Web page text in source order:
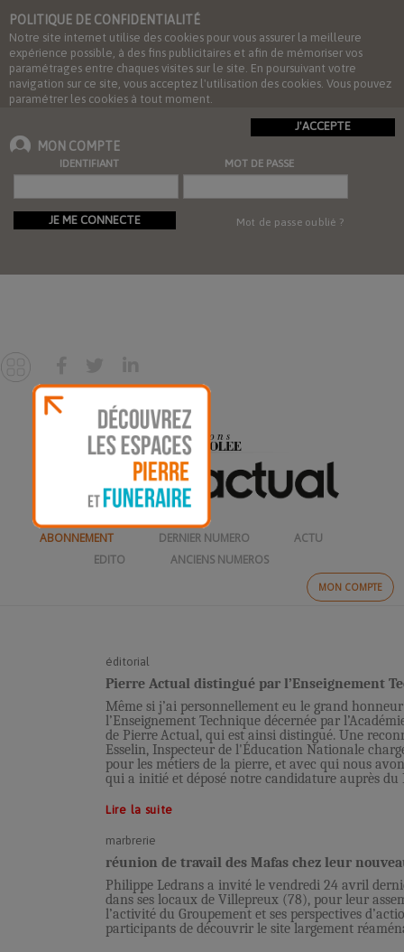
POLITIQUE DE CONFIDENTIALITÉ
Notre site internet utilise des cookies pour vous assurer la meilleure
expérience possible, à des fins publicitaires et afin de mémoriser vos
paramétrages entre chaques visites sur le site. En poursuivant votre
navigation sur ce site, vous acceptez l'utilisation des cookies. Vous pouvez
paramétrer les cookies à tout moment.
J'ACCEPTE
MON COMPTE
IDENTIFIANT MOT DE PASSE
JE ME CONNECTE Mot de passe oublié ?
MON COMPTE
ABONNEMENT DERNIER NUMERO
ACTU
EDITO
ANCIENS NUMEROS
éditorial
Pierre Actual distingué par l’Enseignement
Même si j’ai personnellement eu le grand
l’Enseignement Technique décernée par
de Pierre Actual, qui est ainsi distingué. Une
Esselin, Inspecteur de l'Éducation Nationale
pour les métiers de la pierre, et avec qui nous
qui a initié et déposé notre candidature auprès du
Lire la suite
marbrerie
réunion de travail des Mafas chez leur
Philippe Ledrans a invité le vendredi 24 avril
dans ses locaux de Villepreux (78), pour leur
l’activité du Groupement et ses perspectives
participants de découvrir le site largement